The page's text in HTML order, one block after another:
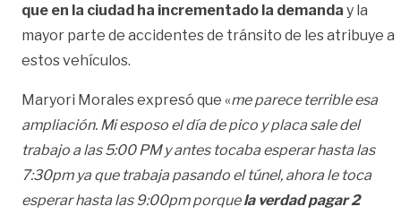
que en la ciudad ha incrementado la demanda y la
mayor parte de accidentes de tránsito de les atribuye a
estos vehículos.
Maryori Morales expresó que «me parece terrible esa
ampliación. Mi esposo el día de pico y placa sale del
trabajo a las 5:00 PM y antes tocaba esperar hasta las
7:30pm ya que trabaja pasando el túnel, ahora le toca
esperar hasta las 9:00pm porquela verdad pagar 2